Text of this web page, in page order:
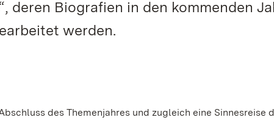
deren Biografien in den kommenden
werden.
des Themenjahres und zugleich eine Sinnesreise